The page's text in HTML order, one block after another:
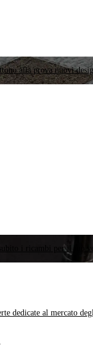
alla prova nuovi
i ricambi per il tuo
dedicate al mercato